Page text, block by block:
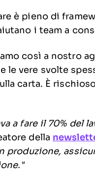
è pieno di
i team a
così a nostro
le vere svolte
carta. È
a fare il 70% del
della